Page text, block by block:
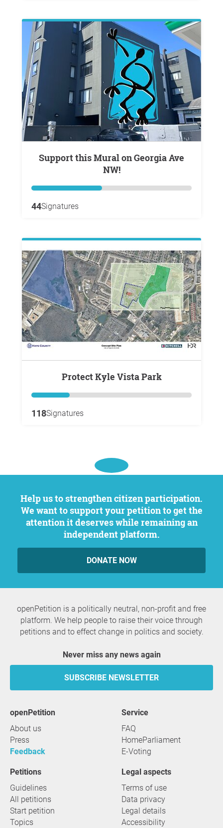
Support this Mural on Georgia Ave
NW!
44Signatures
Protect Kyle Vista Park
118Signatures
Help us to strengthen citizen participation.
We want to support your petition to get the
attention it deserves while remaining an
independent platform.
DONATE NOW
openPetition is a politically neutral, non-profit and free
platform. We help people to raise their voice through
petitions and to effect change in politics and society.
Never miss any news again
SUBSCRIBE NEWSLETTER
openPetition
About us
Press
Feedback
service
FAQ
HomeParliament
E-Voting
Petitions
Guidelines
All petitions
Start petition
Topics
Legal aspects
Terms of use
Data privacy
Legal details
Accessibility